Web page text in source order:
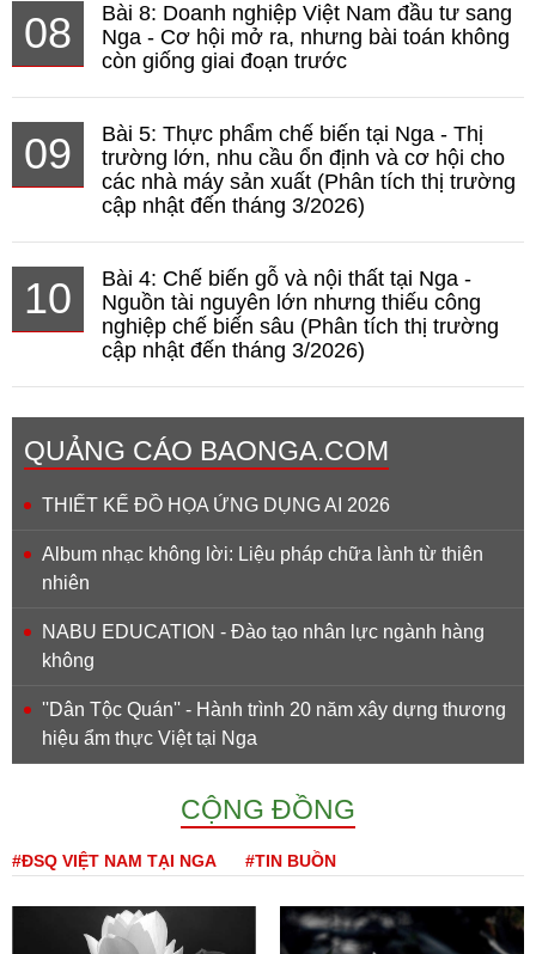
08
Bài 8: Doanh nghiệp Việt Nam đầu tư sang
Nga - Cơ hội mở ra, nhưng bài toán không
còn giống giai đoạn trước
09
Bài 5: Thực phẩm chế biến tại Nga - Thị
trường lớn, nhu cầu ổn định và cơ hội cho
các nhà máy sản xuất (Phân tích thị trường
cập nhật đến tháng 3/2026)
10
Bài 4: Chế biến gỗ và nội thất tại Nga -
Nguồn tài nguyên lớn nhưng thiếu công
nghiệp chế biến sâu (Phân tích thị trường
cập nhật đến tháng 3/2026)
QUẢNG CÁO BAONGA.COM
THIẾT KẾ ĐỒ HỌA ỨNG DỤNG AI 2026
Album nhạc không lời: Liệu pháp chữa lành từ thiên
nhiên
NABU EDUCATION - Đào tạo nhân lực ngành hàng
không
''Dân Tộc Quán'' - Hành trình 20 năm xây dựng thương
hiệu ẩm thực Việt tại Nga
CỘNG ĐỒNG
#ĐSQ VIỆT NAM TẠI NGA #TIN BUỒN